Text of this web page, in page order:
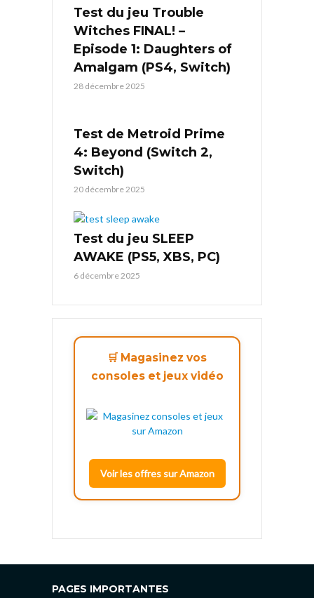
Test du jeu Trouble
Witches FINAL! –
Episode 1: Daughters of
Amalgam (PS4, Switch)
28 décembre 2025
Test de Metroid Prime
4: Beyond (Switch 2,
Switch)
20 décembre 2025
Test du jeu SLEEP
AWAKE (PS5, XBS, PC)
6 décembre 2025
🛒 Magasinez vos
consoles et jeux vidéo
Voir les offres sur Amazon
PAGES IMPORTANTES